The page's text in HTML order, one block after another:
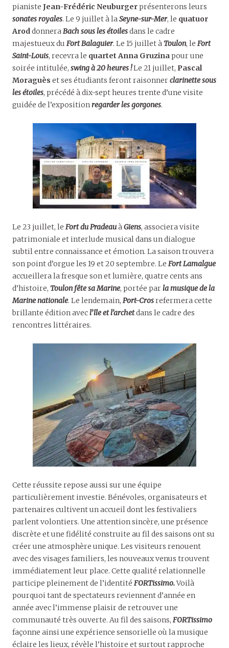
pianiste Jean-Frédéric Neuburgerprésenterons leurs
sonates royales. Le 9 juillet à laSeyne-sur-Mer, le quatuor
AroddonneraBach sous les étoilesdans le cadre
majestueux du Fort Balaguier. Le 15 juillet àToulon, le Fort
Saint-Louis, recevra le quartet Anna Gruzinapour une
soirée intitulée, swing à 20 heures !Le 21 juillet, Pascal
Moraguès et ses étudiants feront raisonnerclarinette sous
les étoiles, précédé à dix-sept heures trente d’une visite
guidée de l’expositionregarder les gorgones.
Le 23 juillet, le Fort du PradeauàGiens, associera visite
patrimoniale et interlude musical dans un dialogue
subtil entre connaissance et émotion. La saison trouvera
son point d’orgue les 19 et 20 septembre. Le Fort Lamalgue
accueillera la fresque son et lumière, quatre cents ans
d’histoire, Toulon fête sa Marine, portée parla musique de la
Marine nationale. Le lendemain, Port-Crosrefermera cette
brillante édition avecl’île et l’archetdans le cadre des
rencontres littéraires.
Cette réussite repose aussi sur une équipe
particulièrement investie. Bénévoles, organisateurs et
partenaires cultivent un accueil dont les festivaliers
parlent volontiers. Une attention sincère, une présence
discrète et une fidélité construite au fil des saisons ont su
créer une atmosphère unique. Les visiteurs renouent
avec des visages familiers, les nouveaux venus trouvent
immédiatement leur place. Cette qualité relationnelle
participe pleinement de l’identité FORTissimo.Voilà
pourquoi tant de spectateurs reviennent d’année en
année avec l’immense plaisir de retrouver une
communauté très ouverte. Au fil des saisons, FORTissimo
façonne ainsi une expérience sensorielle où la musique
éclaire les lieux, révèle l’histoire et surtout rapproche